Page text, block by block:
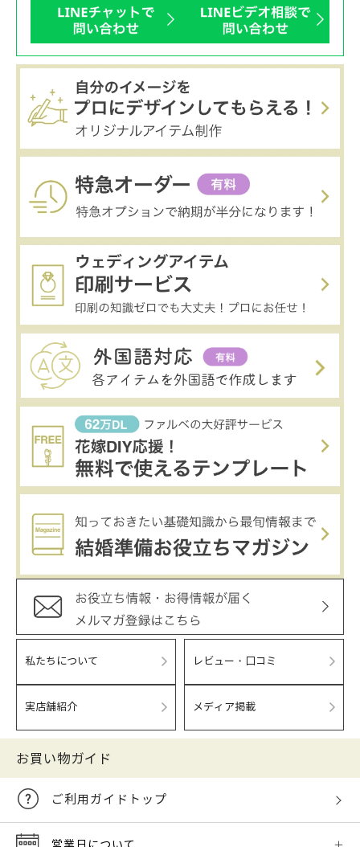
私たちについて レビュー・口コミ
実店舗紹介 メディア掲載
お買い物ガイド
ご利用ガイドトップ